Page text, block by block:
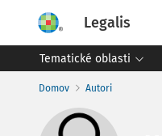
Legalis
Tematické oblasti
Domov Autori